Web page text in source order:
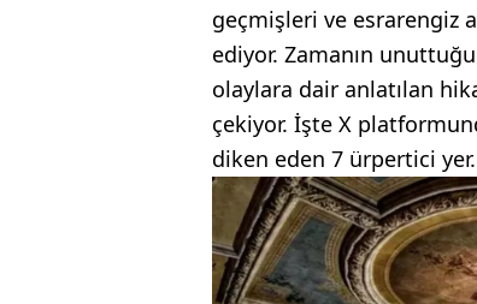
geçmişleri ve esrarengiz
ediyor. Zamanın
olaylara dair anlatılan
çekiyor. İşte X
diken eden 7 ürpertici